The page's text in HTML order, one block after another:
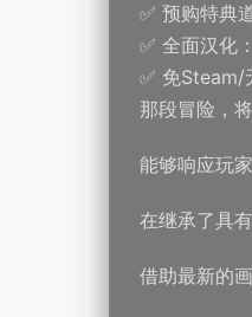
✅ 预购特典
✅ 全面汉化
✅ 免Steam/
那段冒险，
能够响应玩
在继承了具
借助最新的